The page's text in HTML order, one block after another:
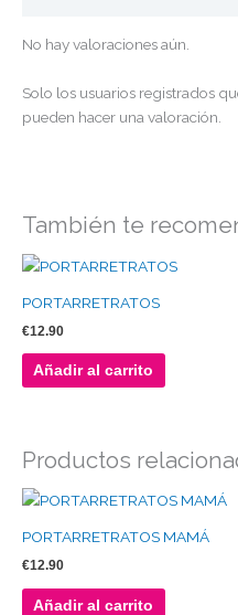
No hay valoraciones aún.
Solo los usuarios registrados
pueden hacer una valoración.
También te
PORTARRETRATOS
€12.90
Añadir al carrito
Productos
PORTARRETRATOS MAMÁ
€12.90
Añadir al carrito